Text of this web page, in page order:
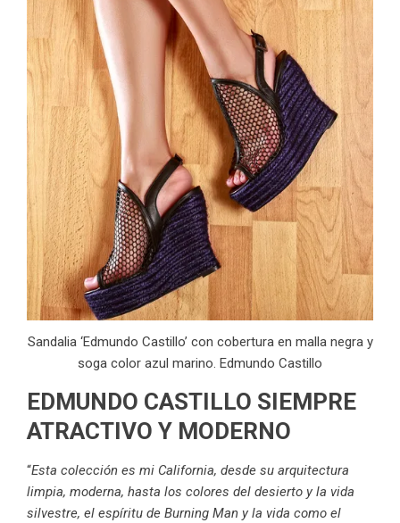
Sandalia ‘Edmundo Castillo’ con cobertura en malla negra y
soga color azul marino. Edmundo Castillo
EDMUNDO CASTILLO SIEMPRE
ATRACTIVO Y MODERNO
“Esta colección es mi California, desde su arquitectura
limpia, moderna, hasta los colores del desierto y la vida
silvestre, el espíritu de Burning Man y la vida como el